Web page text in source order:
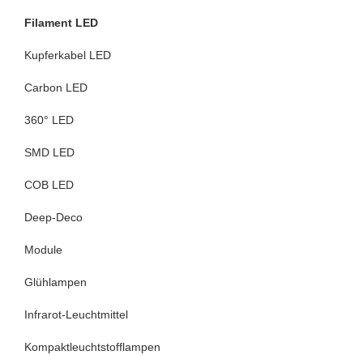
Filament LED
Kupferkabel LED
Carbon LED
360° LED
SMD LED
COB LED
Deep-Deco
Module
Glühlampen
Infrarot-Leuchtmittel
Kompaktleuchtstofflampen